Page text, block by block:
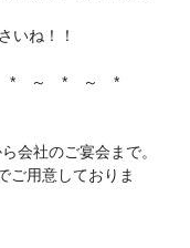
いね！！
* ～ * ～ *
会社のご宴会まで。
ご用意しておりま